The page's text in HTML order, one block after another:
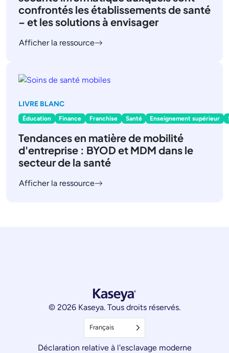
confrontés les établissements de santé
– et les solutions à envisager
Afficher la ressource
LIVRE BLANC
Éducation Finance Franchise Santé Enseignement supérieur
Tendances en matière de mobilité
d'entreprise : BYOD et MDM dans le
secteur de la santé
Afficher la ressource
© 2026 Kaseya. Tous droits réservés.
Français
Déclaration relative à l'esclavage moderne